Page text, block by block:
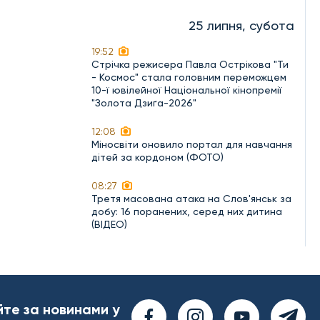
25 липня, субота
19:52
Стрічка режисера Павла Острікова "Ти
- Космос" стала головним переможцем
10-ї ювілейної Національної кінопремії
"Золота Дзиґа-2026"
12:08
Міносвіти оновило портал для навчання
дітей за кордоном (ФОТО)
08:27
Третя масована атака на Слов'янськ за
добу: 16 поранених, серед них дитина
(ВІДЕО)
за новинами у